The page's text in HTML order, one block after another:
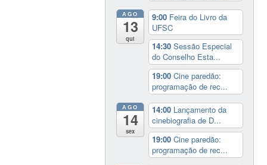
AGO
13
qui
9:00 Feira do Livro da
UFSC
14:30Sessão Especial
do Conselho Esta...
19:00Cine paredão:
programação de rec...
AGO
14
sex
14:00 Lançamento da
cinebiografia de D...
19:00Cine paredão:
programação de rec...